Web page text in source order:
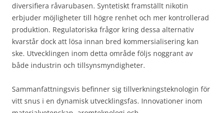
diversifiera råvarubasen. Syntetiskt framställt nikotin
erbjuder möjligheter till högre renhet och mer kontrollerad
produktion. Regulatoriska frågor kring dessa alternativ
kvarstår dock att lösa innan bred kommersialisering kan
ske. Utvecklingen inom detta område följs noggrant av
både industrin och tillsynsmyndigheter.
Sammanfattningsvis befinner sig tillverkningsteknologin för
vitt snus i en dynamisk utvecklingsfas. Innovationer inom